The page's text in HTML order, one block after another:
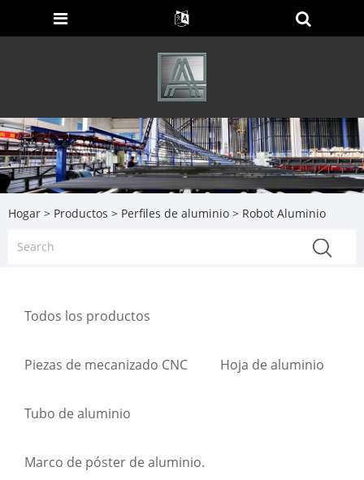
Hogar > Productos > Perfiles de aluminio > Robot Aluminio
Todos los productos
Piezas de mecanizado CNC Hoja de aluminio
Tubo de aluminio
Marco de póster de aluminio.